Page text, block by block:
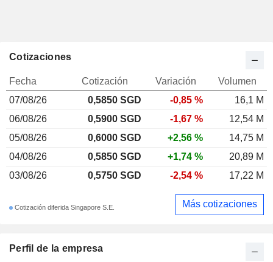
Perfil de la empresa
Cotizaciones
Fecha Cotización Variación
Volumen
07/08/26
0,5850 SGD -0,85 %
16,1 M
06/08/26
0,5900 SGD -1,67 %
12,54 M
05/08/26
0,6000 SGD +2,56 %
14,75 M
04/08/26
0,5850 SGD +1,74 %
20,89 M
03/08/26
0,5750 SGD -2,54 % 17,22 M
Cotización diferida Singapore S.E. Más cotizaciones